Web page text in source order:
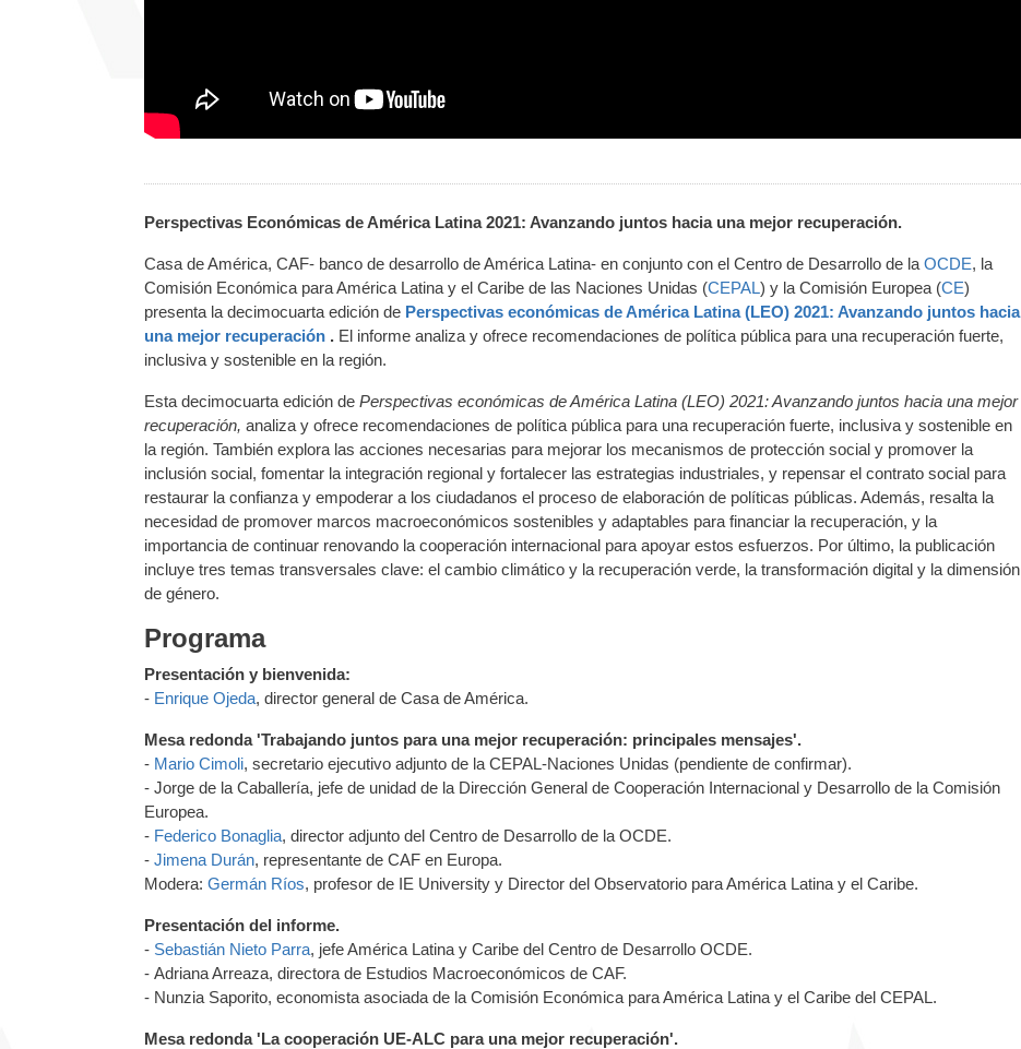
Perspectivas Económicas de América Latina 2021: Avanzando juntos hacia una mejor recuperación.
Casa de América, CAF- banco de desarrollo de América Latina- en conjunto con el Centro de Desarrollo de la OCDE, la
Comisión Económica para América Latina y el Caribe de las Naciones Unidas (CEPAL) y la Comisión Europea (CE)
presenta la decimocuarta edición de Perspectivas económicas de América Latina (LEO) 2021: Avanzando juntos hacia
una mejor recuperación . El informe analiza y ofrece recomendaciones de política pública para una recuperación fuerte,
inclusiva y sostenible en la región.
Esta decimocuarta edición de Perspectivas económicas de América Latina (LEO) 2021: Avanzando juntos hacia una mejor
recuperación, analiza y ofrece recomendaciones de política pública para una recuperación fuerte, inclusiva y sostenible en
la región. También explora las acciones necesarias para mejorar los mecanismos de protección social y promover la
inclusión social, fomentar la integración regional y fortalecer las estrategias industriales, y repensar el contrato social para
restaurar la confianza y empoderar a los ciudadanos el proceso de elaboración de políticas públicas. Además, resalta la
necesidad de promover marcos macroeconómicos sostenibles y adaptables para financiar la recuperación, y la
importancia de continuar renovando la cooperación internacional para apoyar estos esfuerzos. Por último, la publicación
incluye tres temas transversales clave: el cambio climático y la recuperación verde, la transformación digital y la dimensión
de género.
Programa
Presentación y bienvenida:
- Enrique Ojeda, director general de Casa de América.
Mesa redonda 'Trabajando juntos para una mejor recuperación: principales mensajes'.
- Mario Cimoli, secretario ejecutivo adjunto de la CEPAL-Naciones Unidas (pendiente de confirmar).
- Jorge de la Caballería, jefe de unidad de la Dirección General de Cooperación Internacional y Desarrollo de la Comisión
Europea.
- Federico Bonaglia, director adjunto del Centro de Desarrollo de la OCDE.
- Jimena Durán, representante de CAF en Europa.
Modera: Germán Ríos, profesor de IE University y Director del Observatorio para América Latina y el Caribe.
Presentación del informe.
- Sebastián Nieto Parra, jefe América Latina y Caribe del Centro de Desarrollo OCDE.
- Adriana Arreaza, directora de Estudios Macroeconómicos de CAF.
- Nunzia Saporito, economista asociada de la Comisión Económica para América Latina y el Caribe del CEPAL.
Mesa redonda 'La cooperación UE-ALC para una mejor recuperación'.